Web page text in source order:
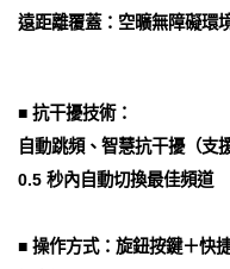
遠距離覆蓋：空曠無障礙環
■ 抗干擾技術：
自動跳頻、智慧抗干擾（支
0.5 秒內自動切換最佳頻道
■ 操作方式：旋鈕按鍵＋快